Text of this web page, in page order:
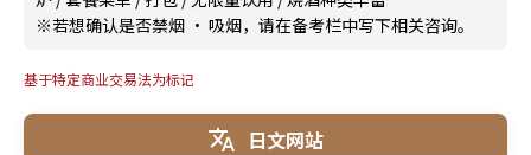
※若想确认是否禁烟 · 吸烟，请在备考栏中写下相关咨询。
基于特定商业交易法为标记
日文网站